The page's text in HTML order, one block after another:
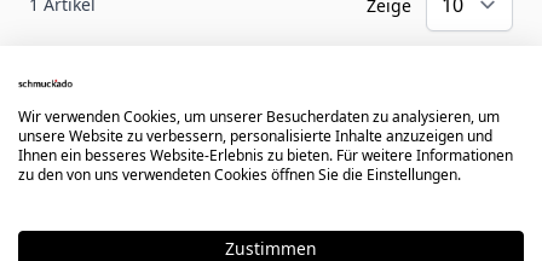
Zeige
Schreiben Sie eine Bewertung
Sie bewerten:Anhänger vergoldet - 0932
Wir verwenden Cookies, um unserer Besucherdaten zu analysieren, um
unsere Website zu verbessern, personalisierte Inhalte anzuzeigen und
Ihnen ein besseres Website-Erlebnis zu bieten. Für weitere Informationen
zu den von uns verwendeten Cookies öffnen Sie die Einstellungen.
Zustimmen